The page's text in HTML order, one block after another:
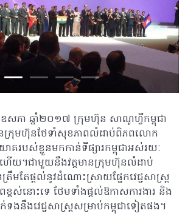
ឧសភា ឆ្នាំ២០១៧ ក្រុមហ៊ុន សាណូហ្វីកម្ពុជា
ក្រុមហ៊ុនថែទាំសុខភាពលំដាប់ពិភពលោក
គរបស់ខ្លួនមកកាន់ទីផ្សារកម្ពុជាអស់រយៈ
ើយ។ជាមួយនឹងវត្តមានក្រុមហ៊ុនលំដាប់
រឹមតែផ្តល់នូវដំណោះស្រាយផ្នែកវេជ្ជសាស្ត្រ
ស់នោះទេ ថែមទាំងផ្តល់ឱកាសការងារ និង
ទងនឹងវេជ្ជសាស្ត្រសម្រាប់កម្ពុជាទៀតផង។